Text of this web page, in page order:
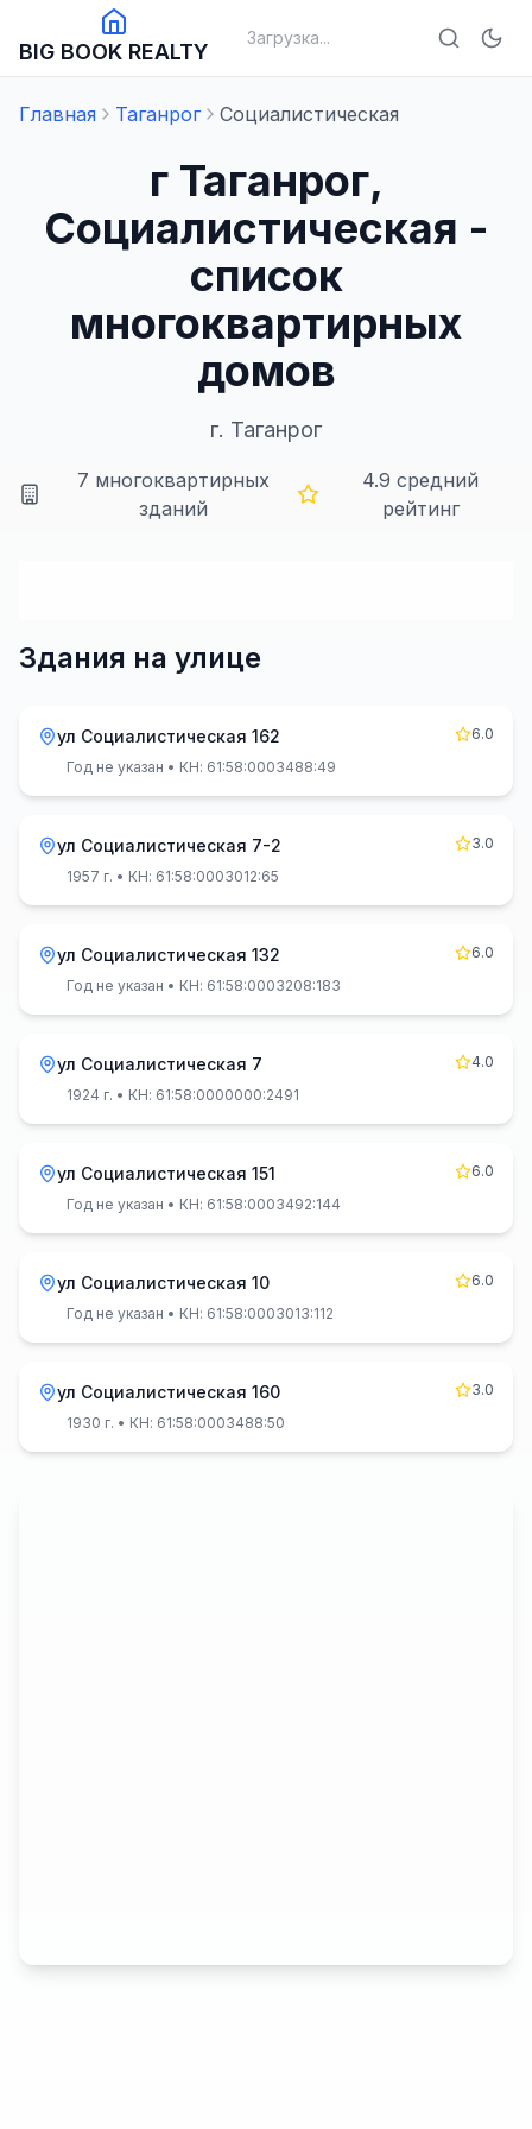
BIG BOOK REALTY
Загрузка...
Главная Таганрог Социалистическая
г Таганрог,
Социалистическая -
список
многоквартирных
домов
г. Таганрог
7 многоквартирных
зданий
4.9 средний
рейтинг
Здания на улице
ул Социалистическая 162
6.0
Год не указан • КН: 61:58:0003488:49
ул Социалистическая 7-2
3.0
1957 г. • КН: 61:58:0003012:65
ул Социалистическая 132
6.0
Год не указан • КН: 61:58:0003208:183
ул Социалистическая 7
4.0
1924 г. • КН: 61:58:0000000:2491
ул Социалистическая 151
6.0
Год не указан • КН: 61:58:0003492:144
ул Социалистическая 10
6.0
Год не указан • КН: 61:58:0003013:112
ул Социалистическая 160
3.0
1930 г. • КН: 61:58:0003488:50